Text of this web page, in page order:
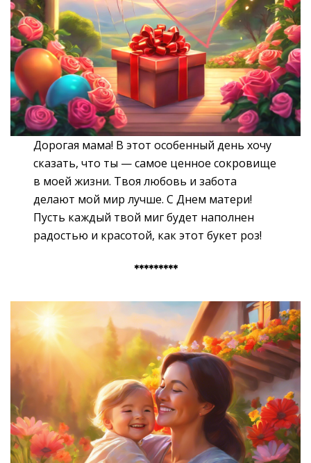
Дорогая мама! В этот особенный день хочу
сказать, что ты — самое ценное сокровище
в моей жизни. Твоя любовь и забота
делают мой мир лучше. С Днем матери!
Пусть каждый твой миг будет наполнен
радостью и красотой, как этот букет роз!
*********